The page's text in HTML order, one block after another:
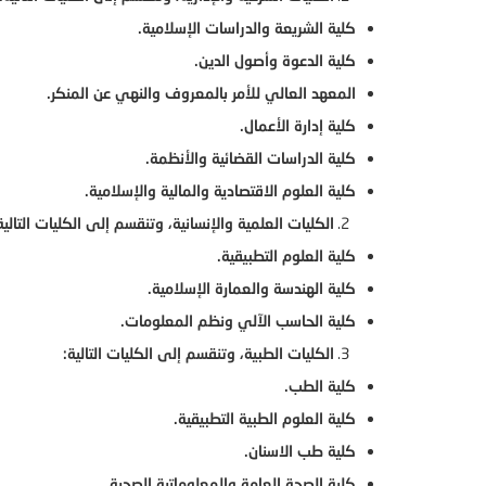
كلية الشريعة والدراسات الإسلامية.
كلية الدعوة وأصول الدين.
المعهد العالي للأمر بالمعروف والنهي عن المنكر.
كلية إدارة الأعمال.
كلية الدراسات القضائية والأنظمة.
كلية العلوم الاقتصادية والمالية والإسلامية.
الكليات العلمية والإنسانية، وتنقسم إلى الكليات
كلية العلوم التطبيقية.
كلية الهندسة والعمارة الإسلامية.
كلية الحاسب الآلي ونظم المعلومات.
الكليات الطبية، وتنقسم إلى الكليات التالية:
كلية الطب.
كلية العلوم الطبية التطبيقية.
كلية طب الاسنان.